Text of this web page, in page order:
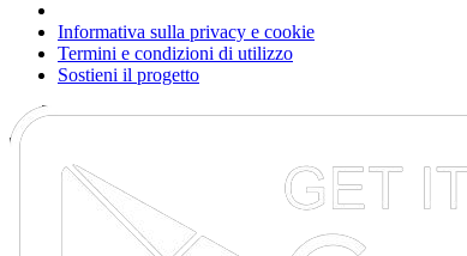
Informativa sulla privacy e cookie
Termini e condizioni di utilizzo
Sostieni il progetto